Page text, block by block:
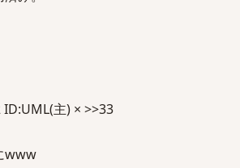
主) × >>33
www